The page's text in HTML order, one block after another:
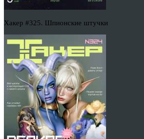
Хакер #325. Шпионские штучки